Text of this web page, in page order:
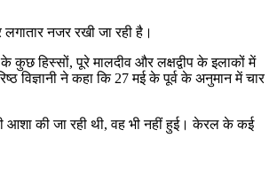
नजर रखी जा रही है।
हिस्सों, पूरे मालदीव और लक्षद्वीप के इलाकों में
ने कहा कि 27 मई के पूर्व के अनुमान में चार
आशा की जा रही थी, वह भी नहीं हुई। केरल के कई